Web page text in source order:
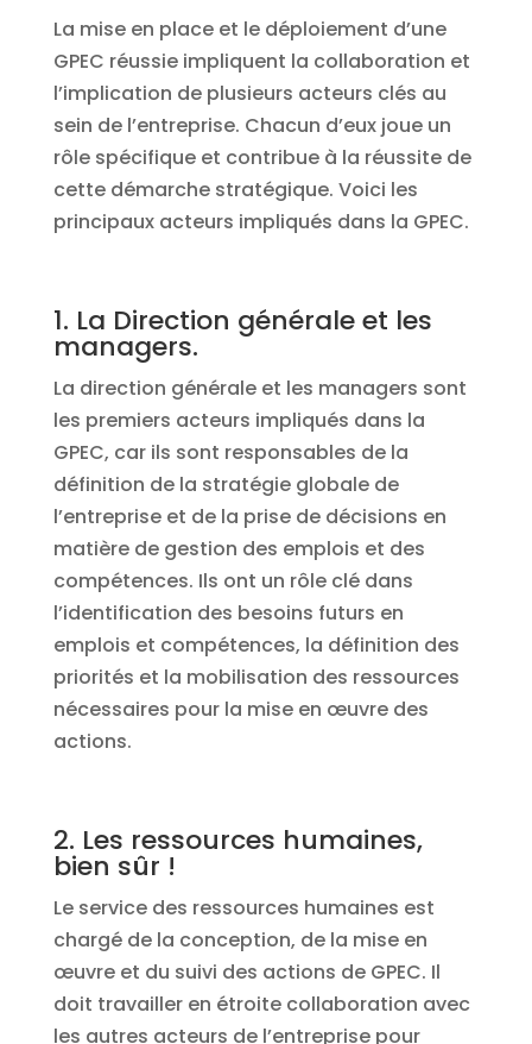
La mise en place et le déploiement d’une
GPEC réussie impliquent la collaboration et
l’implication de plusieurs acteurs clés au
sein de l’entreprise. Chacun d’eux joue un
rôle spécifique et contribue à la réussite de
cette démarche stratégique. Voici les
principaux acteurs impliqués dans la GPEC.
1. La Direction générale et les
managers.
La direction générale et les managers sont
les premiers acteurs impliqués dans la
GPEC, car ils sont responsables de la
définition de la stratégie globale de
l’entreprise et de la prise de décisions en
matière de gestion des emplois et des
compétences. Ils ont un rôle clé dans
l’identification des besoins futurs en
emplois et compétences, la définition des
priorités et la mobilisation des ressources
nécessaires pour la mise en œuvre des
actions.
2. Les ressources humaines,
bien sûr !
Le service des ressources humaines est
chargé de la conception, de la mise en
œuvre et du suivi des actions de GPEC. Il
doit travailler en étroite collaboration avec
les autres acteurs de l’entreprise pour